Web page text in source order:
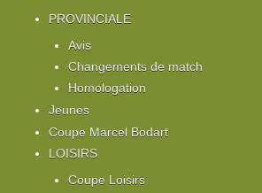
PROVINCIALE
Avis
Changements de match
Homologation
Jeunes
Coupe Marcel Bodart
LOISIRS
Coupe Loisirs